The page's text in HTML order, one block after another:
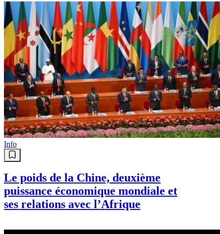
Info
Le poids de la Chine, deuxième
puissance économique mondiale et
ses relations avec l’Afrique